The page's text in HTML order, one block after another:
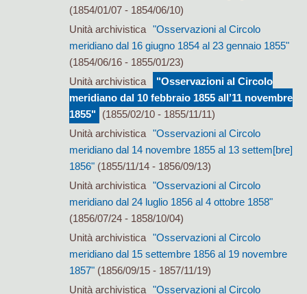
(1854/01/07 - 1854/06/10)
Unità archivistica "Osservazioni al Circolo
meridiano dal 16 giugno 1854 al 23 gennaio 1855"
(1854/06/16 - 1855/01/23)
Unità archivistica
"Osservazioni al Circolo
meridiano dal 10 febbraio 1855 all’11 novembre
1855"
(1855/02/10 - 1855/11/11)
Unità archivistica "Osservazioni al Circolo
meridiano dal 14 novembre 1855 al 13 settem[bre]
1856"(1855/11/14 - 1856/09/13)
Unità archivistica "Osservazioni al Circolo
meridiano dal 24 luglio 1856 al 4 ottobre 1858"
(1856/07/24 - 1858/10/04)
Unità archivistica "Osservazioni al Circolo
meridiano dal 15 settembre 1856 al 19 novembre
1857"(1856/09/15 - 1857/11/19)
Unità archivistica "Osservazioni al Circolo